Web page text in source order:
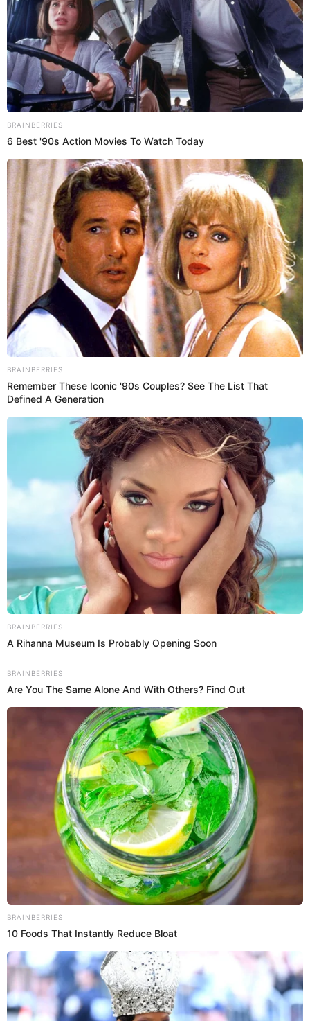
Anita
PepsiCo emite un comunicado ante
su situación en Perú
Si bien existe una escasez de los productos con mayor
demanda por el consumidor peruano. PepsiCo ha
establecido medidas importantes para seguir entregando
los productos para satisfacer a los clientes y
consumidores durante este plazo, hasta la reactivación de
su planta.
“Desde hace algunas semanas estamos importando
para reiniciar sus operaciones”, se lee en el comunicado de
la empresa internacional.